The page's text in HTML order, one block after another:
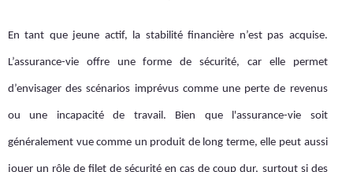
En tant que jeune actif, la stabilité financière n’est pas acquise.
L’assurance-vie offre une forme de sécurité, car elle permet
d’envisager des scénarios imprévus comme une perte de revenus
ou une incapacité de travail. Bien que l'assurance-vie soit
généralement vue comme un produit de long terme, elle peut aussi
jouer un rôle de filet de sécurité en cas de coup dur, surtout si des